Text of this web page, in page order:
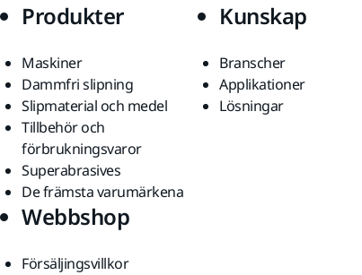
Produkter
Maskiner
Dammfri slipning
Slipmaterial och medel
Tillbehör och
förbrukningsvaror
Superabrasives
De främsta varumärkena
Kunskap
Branscher
Applikationer
Lösningar
Webbshop
Försäljingsvillkor